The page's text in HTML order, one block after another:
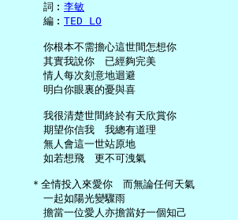
     詞︰
李敏
     編︰
TED LO
     你根本不需擔心這世間怎想你
     其實我說你　已經夠完美
     情人每次刻意地迴避
     明白你眼裏的憂與喜
     我很清楚世間終於有天欣賞你
     期望你信我　我總有道理
     無人會這一世站原地
     如若想飛　更不可洩氣
   ＊全情投入來愛你　而無論任何天氣
     一起如陽光變驟雨
     擔當一位愛人亦擔當好一個知己